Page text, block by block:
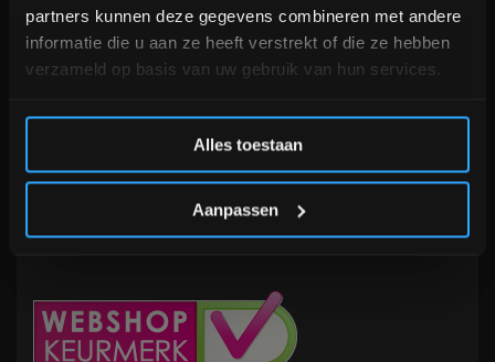
partners kunnen deze gegevens combineren met andere
informatie die u aan ze heeft verstrekt of die ze hebben
verzameld op basis van uw gebruik van hun services.
Alles toestaan
Aanpassen
KLANTENSERVICE
+31 (0)24 645 1309
Inschrijven
*Verzendkosten vallen buiten de korting